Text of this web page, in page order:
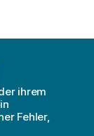
ihrem
Fehler,